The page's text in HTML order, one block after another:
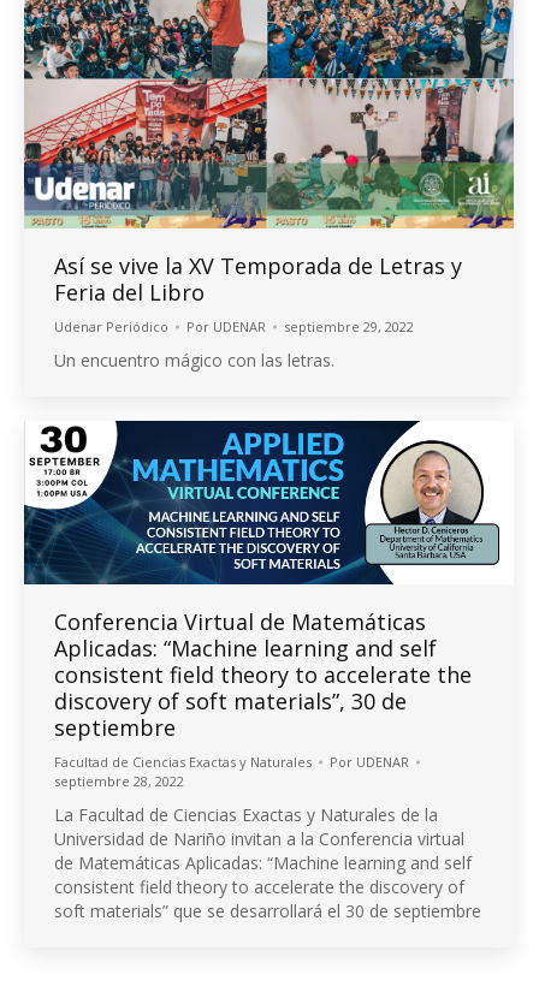
Así se vive la XV Temporada de Letras y
Feria del Libro
Udenar Periódico Por UDENAR septiembre 29, 2022
Un encuentro mágico con las letras.
Conferencia Virtual de Matemáticas
Aplicadas: “Machine learning and self
consistent field theory to accelerate the
discovery of soft materials”, 30 de
septiembre
Facultad de Ciencias Exactas y Naturales Por UDENAR
septiembre 28, 2022
La Facultad de Ciencias Exactas y Naturales de la
Universidad de Nariño invitan a la Conferencia virtual
de Matemáticas Aplicadas: “Machine learning and self
consistent field theory to accelerate the discovery of
soft materials” que se desarrollará el 30 de septiembre